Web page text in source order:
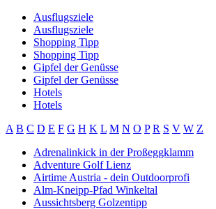
Ausflugsziele
Ausflugsziele
Shopping Tipp
Shopping Tipp
Gipfel der Genüsse
Gipfel der Genüsse
Hotels
Hotels
A B C D E F G H K L M N O P R S V W Z
Adrenalinkick in der Proßeggklamm
Adventure Golf Lienz
Airtime Austria - dein Outdoorprofi
Alm-Kneipp-Pfad Winkeltal
Aussichtsberg Golzentipp